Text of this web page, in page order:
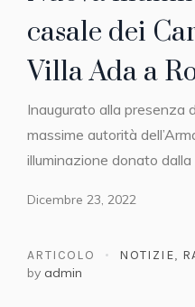
casale dei
Villa Ada a
Inaugurato alla presenza
massime autorità
illuminazione donato
Dicembre 23, 2022
ARTICOLO NOTIZIE,
by admin